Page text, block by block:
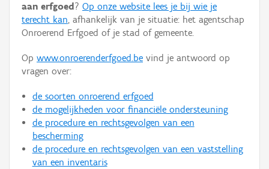
Hergebruik
Aanmelden
aan erfgoed ? Op onze website lees je bij wie je
terecht kan, afhankelijk van je situatie: het agentschap
Onroerend Erfgoed of je stad of gemeente.
Op www.onroerenderfgoed.be vind je antwoord op
vragen over:
de soorten onroerend erfgoed
de mogelijkheden voor financiële ondersteuning
de procedure en rechtsgevolgen van een
bescherming
de procedure en rechtsgevolgen van een vaststelling
van een inventaris